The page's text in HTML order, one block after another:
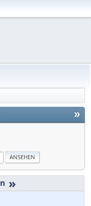
»
»